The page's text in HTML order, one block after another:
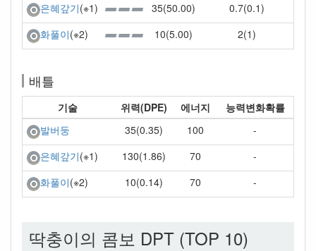
은혜갚기(※1) 35(50.00)
0.7(0.1)
화풀이(※2) 10(5.00) 2(1)
배틀
기술 위력(DPE) 에너지
능력변화확률
발버둥
35(0.35) 100
-
은혜갚기(※1) 130(1.86) 70
-
화풀이(※2) 10(0.14) 70 -
딱충이의 콤보 DPT (TOP 10)